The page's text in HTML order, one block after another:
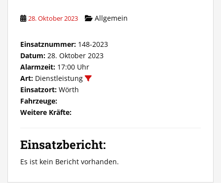
28. Oktober 2023 Allgemein
Einsatznummer: 148-2023
Datum: 28. Oktober 2023
Alarmzeit: 17:00 Uhr
Art: Dienstleistung
Einsatzort: Wörth
Fahrzeuge:
Weitere Kräfte:
Einsatzbericht:
Es ist kein Bericht vorhanden.